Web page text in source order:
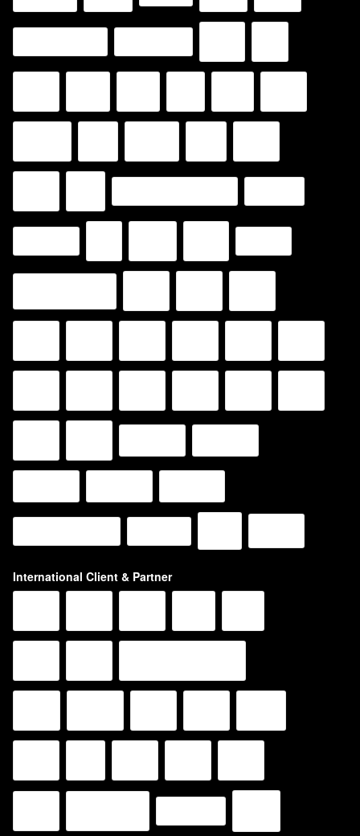
International Client & Partner